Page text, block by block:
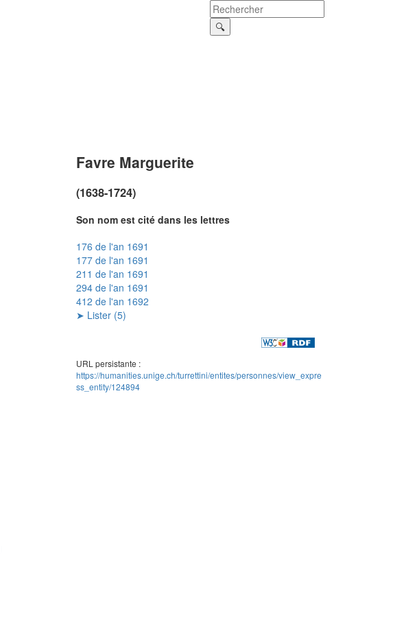
Favre Marguerite
(1638-1724)
Son nom est cité dans les lettres
176 de l'an 1691
177 de l'an 1691
211 de l'an 1691
294 de l'an 1691
412 de l'an 1692
➤ Lister (5)
URL persistante :
https://humanities.unige.ch/turrettini/entites/personnes/view_expre
ss_entity/124894